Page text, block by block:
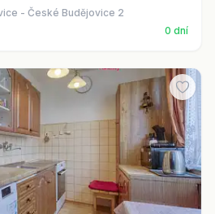
- České Budějovice 2
0 dní